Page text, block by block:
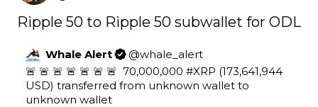
Ripple 50 to Ripple 50 subwallet for ODL
Whale Alert @whale_alert
🚨 🚨 🚨 🚨 🚨 🚨 🚨  70,000,000 #XRP (173,641,944
USD) transferred from unknown wallet to
unknown wallet